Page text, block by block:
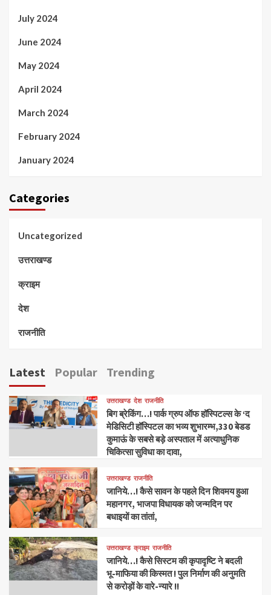
July 2024
June 2024
May 2024
April 2024
March 2024
February 2024
January 2024
Categories
Uncategorized
उत्तराखण्ड
क्राइम
देश
राजनीति
Latest Popular Trending
उत्तराखण्ड देश राजनीति
बिग ब्रेकिंग…! पार्क ग्रुप ऑफ हॉस्पिटल्स के ‘द
मेडिसिटी हॉस्पिटल का भव्य शुभारम्भ,330 बेडड
कुमाऊं के सबसे बड़े अस्पताल में अत्याधुनिक
चिकित्सा सुविधा का दावा,
उत्तराखण्ड राजनीति
जानिये…! कैसे सावन के पहले दिन शिवमय हुआ
महानगर, भाजपा विधायक को जन्मदिन पर
बधाइयों का तांतां,
उत्तराखण्ड क्राइम राजनीति
जानिये…! कैसे सिस्टम की कृपादृष्टि ने बदली
भू-माफिया की किस्मत ! पुल निर्माण की अनुमति
से करोड़ों के वारे-न्यारे !!